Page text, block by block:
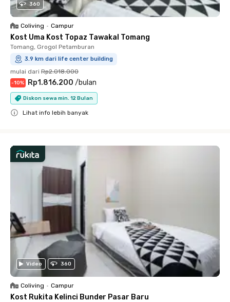
360
Coliving • Campur
Kost Uma Kost Topaz Tawakal Tomang
Tomang, Grogol Petamburan
3.9 km dari life center building
mulai dari Rp2.018.000
-10% Rp1.816.200 /bulan
Diskon sewa min. 12 Bulan
Lihat info lebih banyak
Video 360
Coliving • Campur
Kost Rukita Kelinci Bunder Pasar Baru